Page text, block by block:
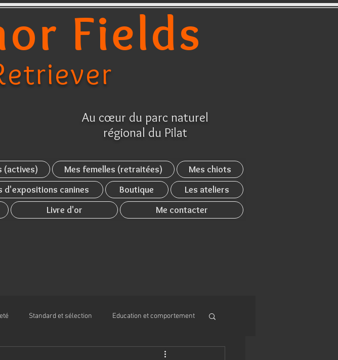
Fields
Au cœur du parc naturel
régional du Pilat
(actives) Mes femelles (retraitées)
Mes chiots
d'expositions canines Boutique
Les ateliers
Livre d'or Me contacter
Standard et sélection Education et comportement